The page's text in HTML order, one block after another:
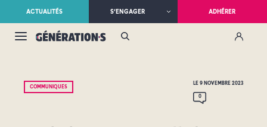
ACTUALITÉS S’ENGAGER ADHÉRER
COMMUNIQUÉS
LE 9 NOVEMBRE 2023
0